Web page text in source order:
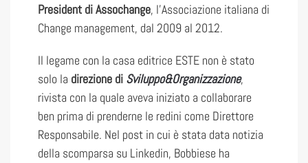
President di Assochange, l’Associazione italiana di
Change management, dal 2009 al 2012.
Il legame con la casa editrice ESTE non è stato
solo la direzione di Sviluppo&Organizzazione,
rivista con la quale aveva iniziato a collaborare
ben prima di prenderne le redini come Direttore
Responsabile. Nel post in cui è stata data notizia
della scomparsa su Linkedin, Bobbiese ha